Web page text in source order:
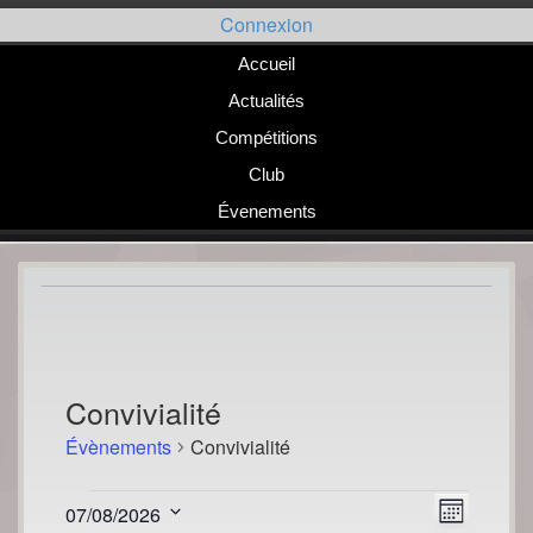
Passer
au
Connexion
Accueil
Actualités
Compétitions
Club
Évenements
Convivialité
Évènements Convivialité
Évènements Mois
07/08/2026